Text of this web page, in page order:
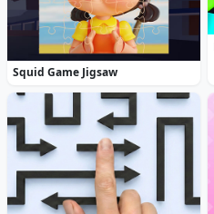
Squid Game Jigsaw